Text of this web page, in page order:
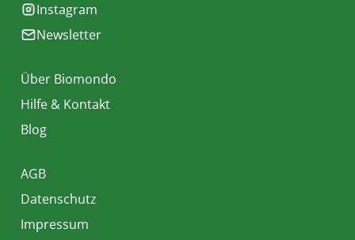
Instagram
Newsletter
Über Biomondo
Hilfe & Kontakt
Blog
AGB
Datenschutz
Impressum